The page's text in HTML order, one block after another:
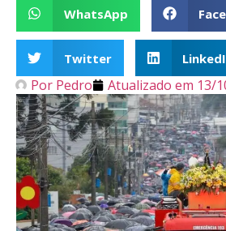
WhatsApp
Twitter
Por Pedro Atualizado em 13/